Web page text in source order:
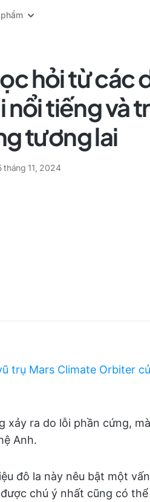
hỏi từ các
nổi tiếng và
tương lai
tháng 11, 2024
trụ Mars Climate Orbiter
xảy ra do lỗi phần cứng,
Anh.
đô la này nêu bật một
chú ý nhất cũng có